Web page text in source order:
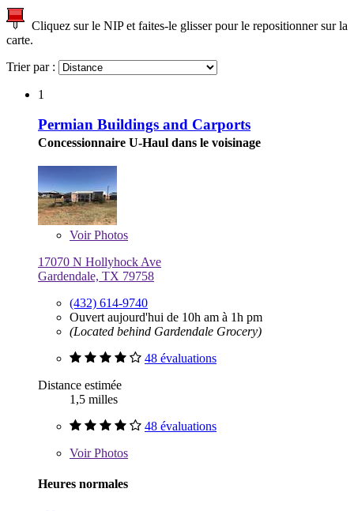
Cliquez sur le NIP et faites-le glisser pour le repositionner sur la
carte.
Trier par :
1
Permian Buildings and Carports
Concessionnaire U-Haul dans le voisinage
VoirPhotos
17070 N Hollyhock Ave
Gardendale, TX 79758
(432) 614-9740
Ouvert aujourd'hui de 10h am à 1h pm
(Located behind Gardendale Grocery)
48 évaluations
Distance estimée
1,5 milles
48 évaluations
VoirPhotos
Heures normales